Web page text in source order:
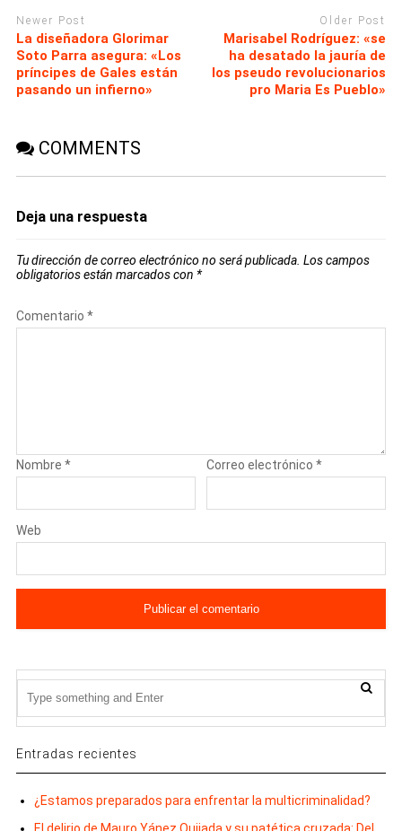
Newer Post
La diseñadora Glorimar
Soto Parra asegura: «Los
príncipes de Gales están
pasando un infierno»
Older Post
Marisabel Rodríguez: «se
ha desatado la jauría de
los pseudo revolucionarios
pro Maria Es Pueblo»
COMMENTS
Deja una respuesta
Tu dirección de correo electrónico no será publicada. Los campos
obligatorios están marcados con *
Comentario *
Nombre * Correo electrónico*
Web
Entradas recientes
¿Estamos preparados para enfrentar la multicriminalidad?